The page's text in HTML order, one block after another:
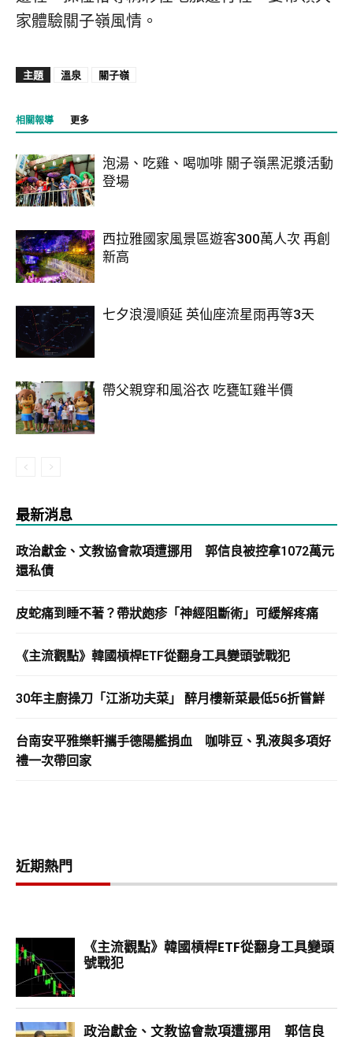
家體驗關子嶺風情。
主題 溫泉 關子嶺
相關報導 更多
泡湯、吃雞、喝咖啡 關子嶺黑泥漿活動
登場
西拉雅國家風景區遊客300萬人次 再創
新高
七夕浪漫順延 英仙座流星雨再等3天
帶父親穿和風浴衣 吃甕缸雞半價
最新消息
政治獻金、文教協會款項遭挪用 郭信良被控拿1072萬元
還私債
皮蛇痛到睡不著？帶狀皰疹「神經阻斷術」可緩解疼痛
《主流觀點》韓國槓桿ETF從翻身工具變頭號戰犯
30年主廚操刀「江浙功夫菜」 醉月樓新菜最低56折嘗鮮
台南安平雅樂軒攜手德陽艦捐血 咖啡豆、乳液與多項好
禮一次帶回家
近期熱門